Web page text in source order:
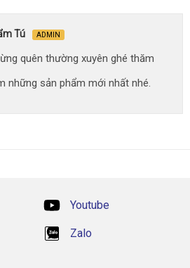
Tú ADMIN
quên thường xuyên ghé thăm
những sản phẩm mới nhất nhé.
Youtube
Zalo